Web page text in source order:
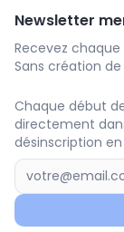
Newsletter
Recevez chaque
Sans création
Chaque début
directement
désinscription